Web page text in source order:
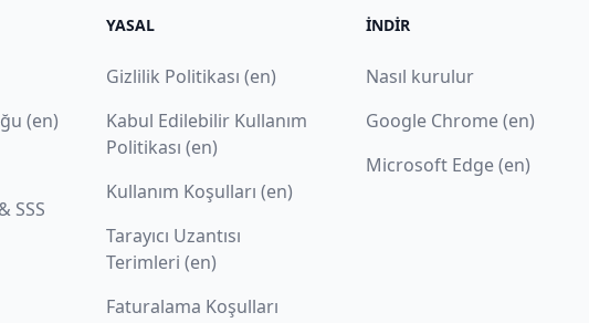
(en)
SSS
YASAL
Gizlilik Politikası (en)
Kabul Edilebilir Kullanım
Politikası (en)
Kullanım Koşulları (en)
Tarayıcı Uzantısı
Terimleri (en)
Faturalama Koşulları
İNDIR
Nasıl kurulur
Google Chrome (en)
Microsoft Edge (en)